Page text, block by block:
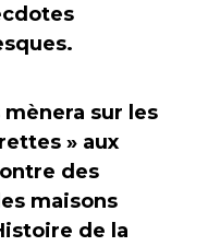
sur les
» aux
des
maisons
de la